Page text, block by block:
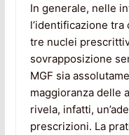
In generale, nelle
l’identificazione
tre nuclei
sovrapposizione
MGF sia
maggioranza delle
rivela, infatti,
prescrizioni. La